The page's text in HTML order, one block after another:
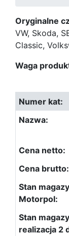
Oryginalne
VW, Skoda,
Classic,
Waga